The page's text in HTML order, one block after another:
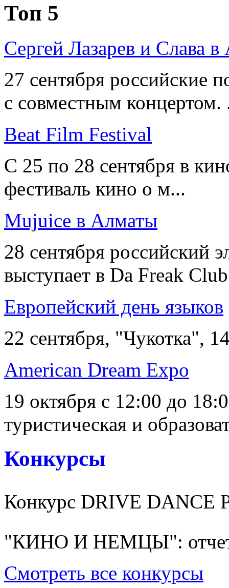
Топ 5
Сергей Лазарев и Слава в
27 сентября российские
с совместным концертом.
Beat Film Festival
С 25 по 28 сентября в
фестиваль кино о м...
Mujuice в Алматы
28 сентября российский
выступает в Da Freak
Европейский день языков
22 сентября, "Чукотка",
American Dream Expo
19 октября с 12:00 до
туристическая и
Конкурсы
Конкурс DRIVE DANCE
"КИНО И НЕМЦЫ": отчет
Смотреть все конкурсы